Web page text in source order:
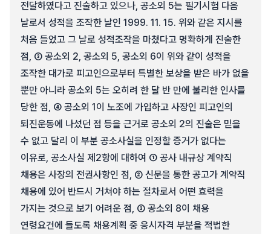
전달하였다고 진술하고 있으나, 공소외 5는 필기시험 다음
날로서 성적을 조작한 날인 1999. 11. 15. 위와 같은 지시를
처음 들었고 그 날로 성적조작을 마쳤다고 명확하게 진술한
점, ③ 공소외 2, 공소외 5, 공소외 6이 위와 같이 성적을
조작한 대가로 피고인으로부터 특별한 보상을 받은 바가 없을
뿐만 아니라 공소외 5는 오히려 한 달 반 만에 불리한 인사를
당한 점, ④ 공소외 1이 노조에 가입하고 사장인 피고인의
퇴진운동에 나섰던 점 등을 근거로 공소외 2의 진술은 믿을
수 없고 달리 이 부분 공소사실을 인정할 증거가 없다는
이유로, 공소사실 제2항에 대하여 ① 공사 내규상 계약직
채용은 사장의 전권사항인 점, ② 신문을 통한 공고가 계약직
채용에 있어 반드시 거쳐야 하는 절차로서 어떤 효력을
가지는 것으로 보기 어려운 점, ③ 공소외 8이 채용
연령요건에 들도록 채용계획 중 응시자격 부분을 적법한